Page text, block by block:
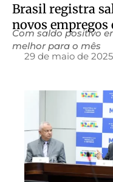
Brasil registra
novos empregos
Com saldo positivo
melhor para o mês
29 de maio de 2025